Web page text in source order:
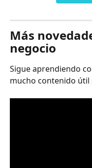
Más
negocio
Sigue aprendiendo
mucho contenido